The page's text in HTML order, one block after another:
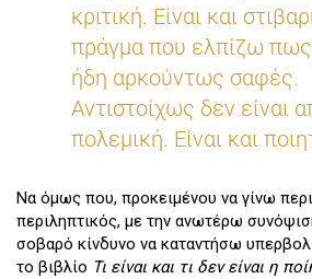
κριτική. Είναι και
πράγμα που ελπίζω
ήδη αρκούντως σαφές.
Αντιστοίχως δεν είναι
πολεμική. Είναι και
Να όμως που, προκειμένου να γίνω
περιληπτικός, με την ανωτέρω
σοβαρό κίνδυνο να καταντήσω
το βιβλίο Τι είναι και τι δεν είναι η